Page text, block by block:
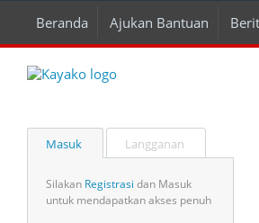
Beranda Ajukan Bantuan
Masuk Langganan
Silakan Registrasi dan Masuk
untuk mendapatkan akses penuh